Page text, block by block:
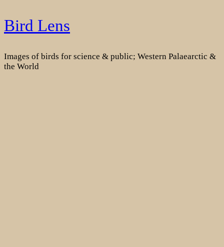
Skip
to
Bird Lens
Images of birds for science & public; Western Palaearctic &
the World